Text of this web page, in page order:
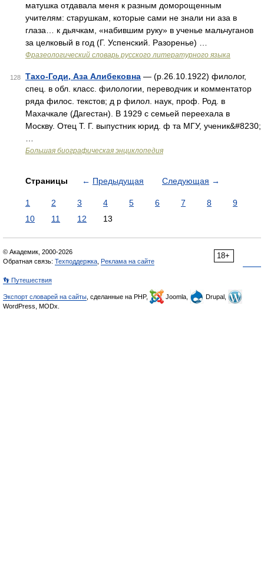
матушка отдавала меня к разным доморощенным
учителям: старушкам, которые сами не знали ни аза в
глаза… к дьячкам, «набившим руку» в ученье мальчуганов
за целковый в год (Г. Успенский. Разоренье) …
Фразеологический словарь русского литературного языка
128 Тахо-Годи, Аза Алибековна — (р.26.10.1922) филолог,
спец. в обл. класс. филологии, переводчик и комментатор
ряда филос. текстов; д р филол. наук, проф. Род. в
Махачкале (Дагестан). В 1929 с семьей переехала в
Москву. Отец Т. Г. выпустник юрид. ф та МГУ, ученик&#8230;
Большая биографическая энциклопедия
Страницы ← Предыдущая Следующая →
1 2 3 4 5 6 7 8
9
10
11 12 13
18+
© Академик, 2000-2026
Обратная связь: Техподдержка Реклама на сайте
👣 Путешествия
Экспорт словарей на сайты , сделанные на PHP, Joomla,
Drupal,
WordPress, MODx.